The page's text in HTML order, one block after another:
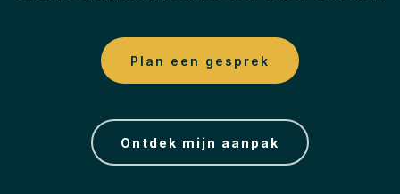
Plan een gesprek
Ontdek mijn aanpak